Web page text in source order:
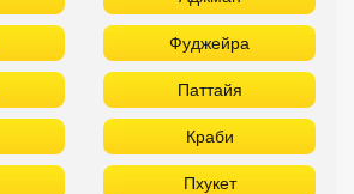
Фуджейра
Паттайя
Краби
Пхукет